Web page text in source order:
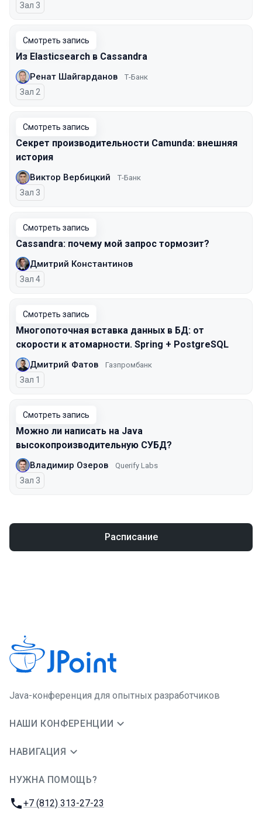
Зал 3
Смотреть запись
Из Elasticsearch в Cassandra
Ренат Шайгарданов Т-Банк
Зал 2
Смотреть запись
Секрет производительности Camunda: внешняя
история
Виктор Вербицкий Т-Банк
Зал 3
Смотреть запись
Cassandra: почему мой запрос тормозит?
Дмитрий Константинов
Зал 4
Смотреть запись
Многопоточная вставка данных в БД: от
скорости к атомарности. Spring + PostgreSQL
Дмитрий Фатов Газпромбанк
Зал 1
Смотреть запись
Можно ли написать на Java
высокопроизводительную СУБД?
Владимир Озеров Querify Labs
Зал 3
Расписание
Java-конференция для опытных разработчиков
НАШИ КОНФЕРЕНЦИИ
НАВИГАЦИЯ
НУЖНА ПОМОЩЬ?
Телефон:
+7 (812) 313-27-23